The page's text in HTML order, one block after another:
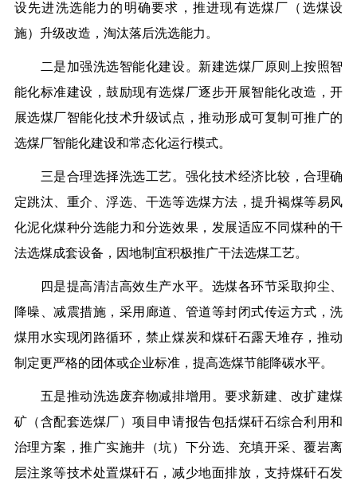
设先进洗选能力的明确要求，推进现有选煤厂（选煤设
施）升级改造，淘汰落后洗选能力。
二是加强洗选智能化建设。新建选煤厂原则上按照智
能化标准建设，鼓励现有选煤厂逐步开展智能化改造，开
展选煤厂智能化技术升级试点，推动形成可复制可推广的
选煤厂智能化建设和常态化运行模式。
三是合理选择洗选工艺。强化技术经济比较，合理确
定跳汰、重介、浮选、干选等选煤方法，提升褐煤等易风
化泥化煤种分选能力和分选效果，发展适应不同煤种的干
法选煤成套设备，因地制宜积极推广干法选煤工艺。
四是提高清洁高效生产水平。选煤各环节采取抑尘、
降噪、减震措施，采用廊道、管道等封闭式传运方式，洗
煤用水实现闭路循环，禁止煤炭和煤矸石露天堆存，推动
制定更严格的团体或企业标准，提高选煤节能降碳水平。
五是推动洗选废弃物减排增用。要求新建、改扩建煤
矿（含配套选煤厂）项目申请报告包括煤矸石综合利用和
治理方案，推广实施井（坑）下分选、充填开采、覆岩离
层注浆等技术处置煤矸石，减少地面排放，支持煤矸石发